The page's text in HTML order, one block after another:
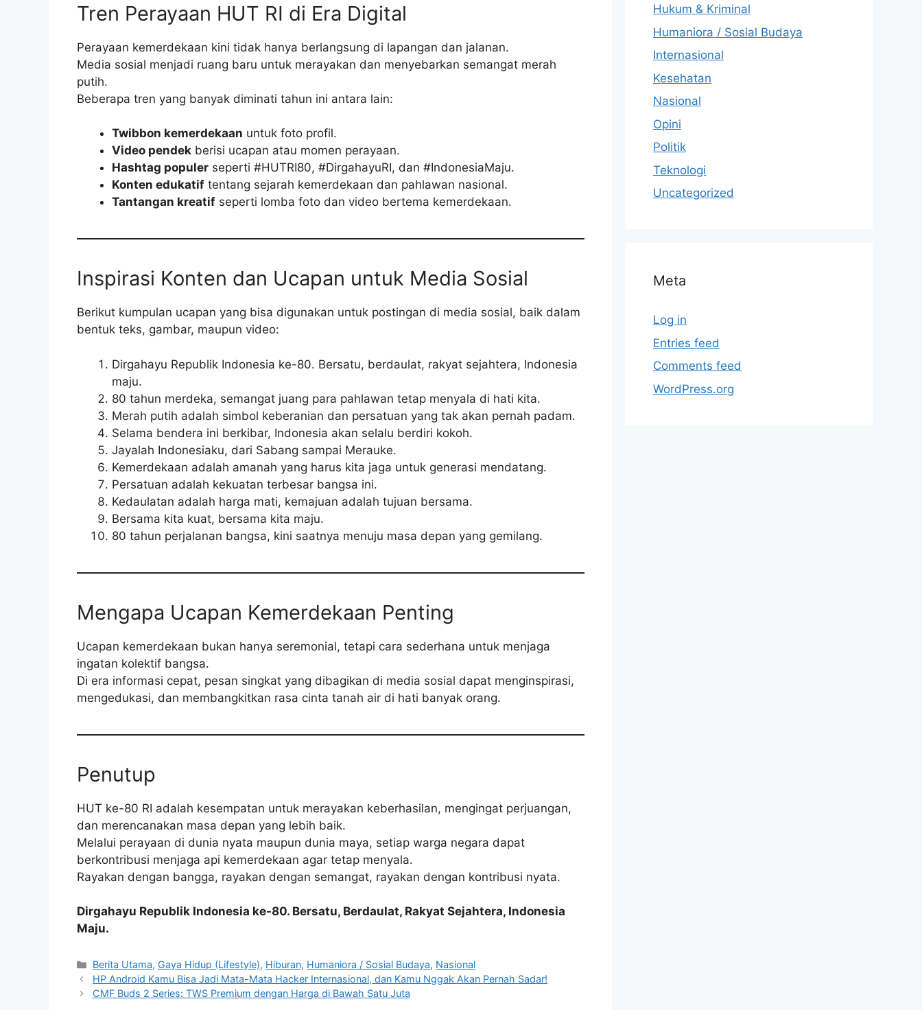
Tren Perayaan HUT RI di Era Digital
Perayaan kemerdekaan kini tidak hanya berlangsung di lapangan dan jalanan.
Media sosial menjadi ruang baru untuk merayakan dan menyebarkan semangat merah
putih.
Beberapa tren yang banyak diminati tahun ini antara lain:
Twibbon kemerdekaan untuk foto profil.
Video pendek berisi ucapan atau momen perayaan.
Hashtag populer seperti #HUTRI80, #DirgahayuRI, dan #IndonesiaMaju.
Konten edukatif tentang sejarah kemerdekaan dan pahlawan nasional.
Tantangan kreatif seperti lomba foto dan video bertema kemerdekaan.
Inspirasi Konten dan Ucapan untuk Media Sosial
Berikut kumpulan ucapan yang bisa digunakan untuk postingan di media sosial, baik dalam
bentuk teks, gambar, maupun video:
Dirgahayu Republik Indonesia ke-80. Bersatu, berdaulat, rakyat sejahtera, Indonesia
maju.
80 tahun merdeka, semangat juang para pahlawan tetap menyala di hati kita.
Merah putih adalah simbol keberanian dan persatuan yang tak akan pernah padam.
Selama bendera ini berkibar, Indonesia akan selalu berdiri kokoh.
Jayalah Indonesiaku, dari Sabang sampai Merauke.
Kemerdekaan adalah amanah yang harus kita jaga untuk generasi mendatang.
Persatuan adalah kekuatan terbesar bangsa ini.
Kedaulatan adalah harga mati, kemajuan adalah tujuan bersama.
Bersama kita kuat, bersama kita maju.
80 tahun perjalanan bangsa, kini saatnya menuju masa depan yang gemilang.
Mengapa Ucapan Kemerdekaan Penting
Ucapan kemerdekaan bukan hanya seremonial, tetapi cara sederhana untuk menjaga
ingatan kolektif bangsa.
Di era informasi cepat, pesan singkat yang dibagikan di media sosial dapat menginspirasi,
mengedukasi, dan membangkitkan rasa cinta tanah air di hati banyak orang.
Penutup
HUT ke-80 RI adalah kesempatan untuk merayakan keberhasilan, mengingat perjuangan,
dan merencanakan masa depan yang lebih baik.
Melalui perayaan di dunia nyata maupun dunia maya, setiap warga negara dapat
berkontribusi menjaga api kemerdekaan agar tetap menyala.
Rayakan dengan bangga, rayakan dengan semangat, rayakan dengan kontribusi nyata.
Dirgahayu Republik Indonesia ke-80. Bersatu, Berdaulat, Rakyat Sejahtera, Indonesia
Maju.
C
a
t
Berita Utama, Gaya Hidup (Lifestyle), Hiburan, Humaniora / Sosial Budaya, Nasional
HP Android Kamu Bisa Jadi Mata-Mata Hacker Internasional, dan Kamu Nggak Akan Pernah Sadar!
CMF Buds 2 Series: TWS Premium dengan Harga di Bawah Satu Juta
Hukum & Kriminal
Humaniora / Sosial Budaya
Internasional
Kesehatan
Nasional
Opini
Politik
Teknologi
Uncategorized
Meta
Log in
Entries feed
Comments feed
WordPress.org